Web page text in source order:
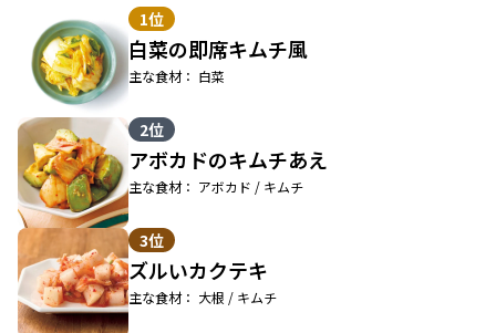
1位
白菜の即席キムチ風
主な食材： 白菜
2位
アボカドのキムチあえ
主な食材： アボカド / キムチ
3位
ズルいカクテキ
主な食材： 大根 / キムチ